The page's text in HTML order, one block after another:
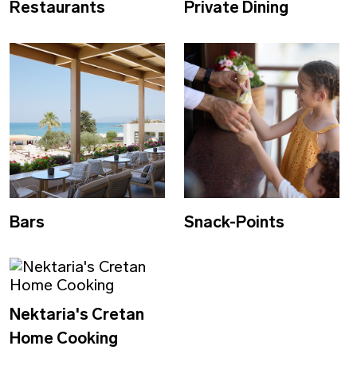
Restaurants Private Dining
Bars Snack-Points
Nektaria's Cretan
Home Cooking